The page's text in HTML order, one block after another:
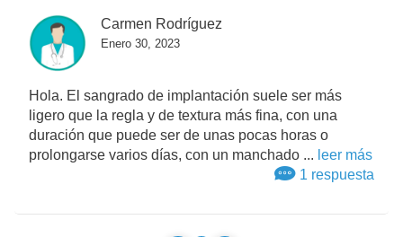
Carmen Rodríguez
Enero 30, 2023
Hola. El sangrado de implantación suele ser más
ligero que la regla y de textura más fina, con una
duración que puede ser de unas pocas horas o
prolongarse varios días, con un manchado ... leer más
1 respuesta